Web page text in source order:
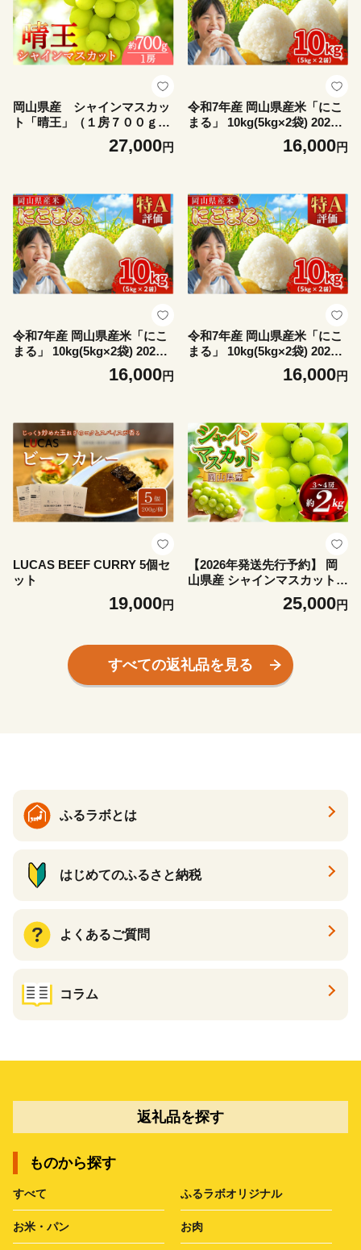
岡山県産 シャインマスカッ
ト「晴王」（１房７００ｇ以
27,000円
令和7年産 岡山県産米「にこ
まる」 10kg(5kg×2袋) 2026
年9月発送 SS-016-0709-16k
16,000円
令和7年産 岡山県産米「にこ
まる」 10kg(5kg×2袋) 2026
年8月発送 SS-016-0708-16k
16,000円
令和7年産 岡山県産米「にこ
まる」 10kg(5kg×2袋) 2026
年7月発送 SS-016-0707-16k
16,000円
LUCAS BEEF CURRY 5個セ
ット
19,000円
【2026年発送先行予約】 岡
山県産 シャインマスカット
約2kg（3房～5房） 家庭用 訳
キロ 2房 3房 4房 2026年9月
～10月 受付順に発送予定
25,000円
すべての返礼品を見る
ふるラボとは
はじめてのふるさと納税
よくあるご質問
コラム
返礼品を探す
ものから探す
すべて ふるラボオリジナル
お米・パン お肉